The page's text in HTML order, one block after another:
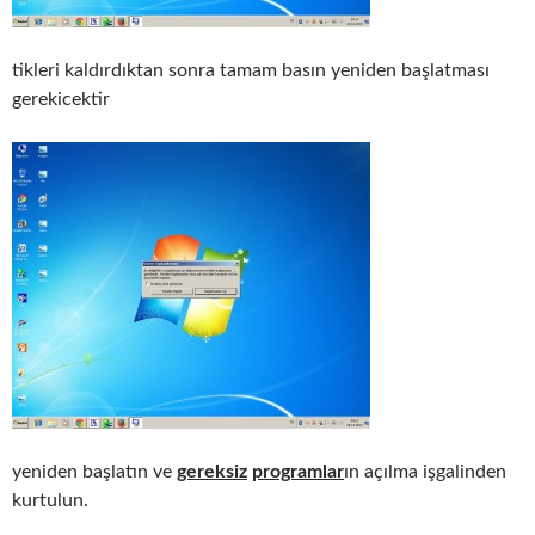
tikleri kaldırdıktan sonra tamam basın yeniden başlatması
gerekicektir
yeniden başlatın ve gereksiz programların açılma işgalinden
kurtulun.